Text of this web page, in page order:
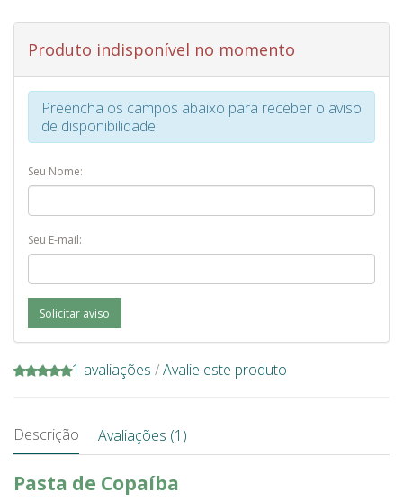
Produto indisponível no momento
Preencha os campos abaixo para receber o aviso
de disponibilidade.
Seu Nome:
Seu E-mail:
Solicitar aviso
1 avaliações /Avalie este produto
Descrição Avaliações (1)
Pasta de Copaíba